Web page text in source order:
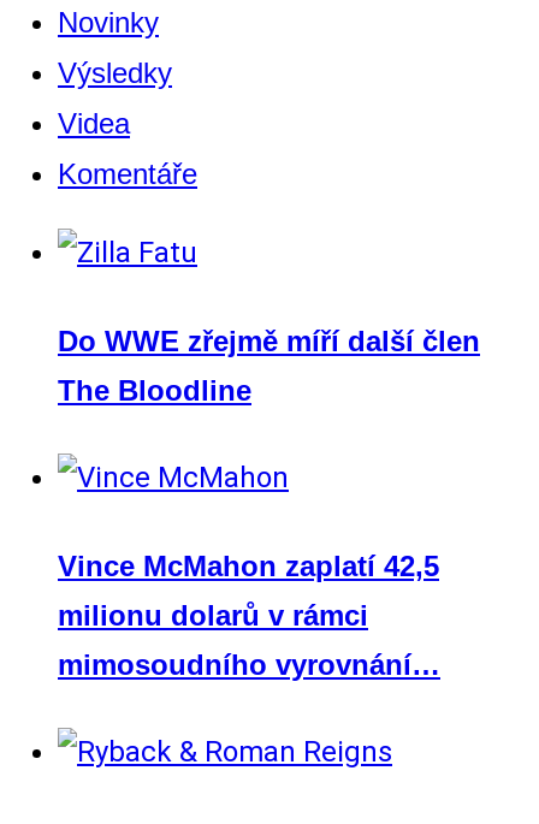
Novinky
Výsledky
Videa
Komentáře
Do WWE zřejmě míří další člen
The Bloodline
Vince McMahon zaplatí 42,5
milionu dolarů v rámci
mimosoudního vyrovnání…